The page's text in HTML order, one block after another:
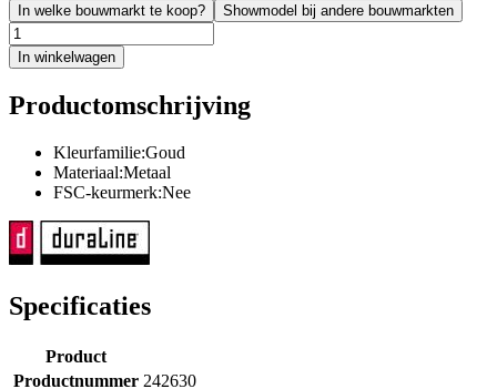
In welke bouwmarkt te koop? Showmodel bij andere bouwmarkten
In winkelwagen
Productomschrijving
Kleurfamilie:Goud
Materiaal:Metaal
FSC-keurmerk:Nee
Specificaties
Product
Productnummer 242630